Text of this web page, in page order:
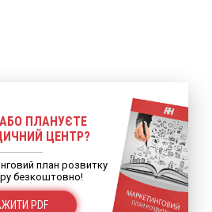
ПЛАНУЄТЕ
ЦЕНТР?
план розвитку
безкоштовно!
PDF